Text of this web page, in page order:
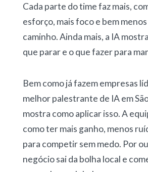
Cada parte do time faz mais,
esforço, mais foco e bem
caminho. Ainda mais, a IA
que parar e o que fazer para
Bem como já fazem empresas
melhor palestrante de IA em
mostra como aplicar isso. A
como ter mais ganho, menos
para competir sem medo. Por
negócio sai da bolha local e